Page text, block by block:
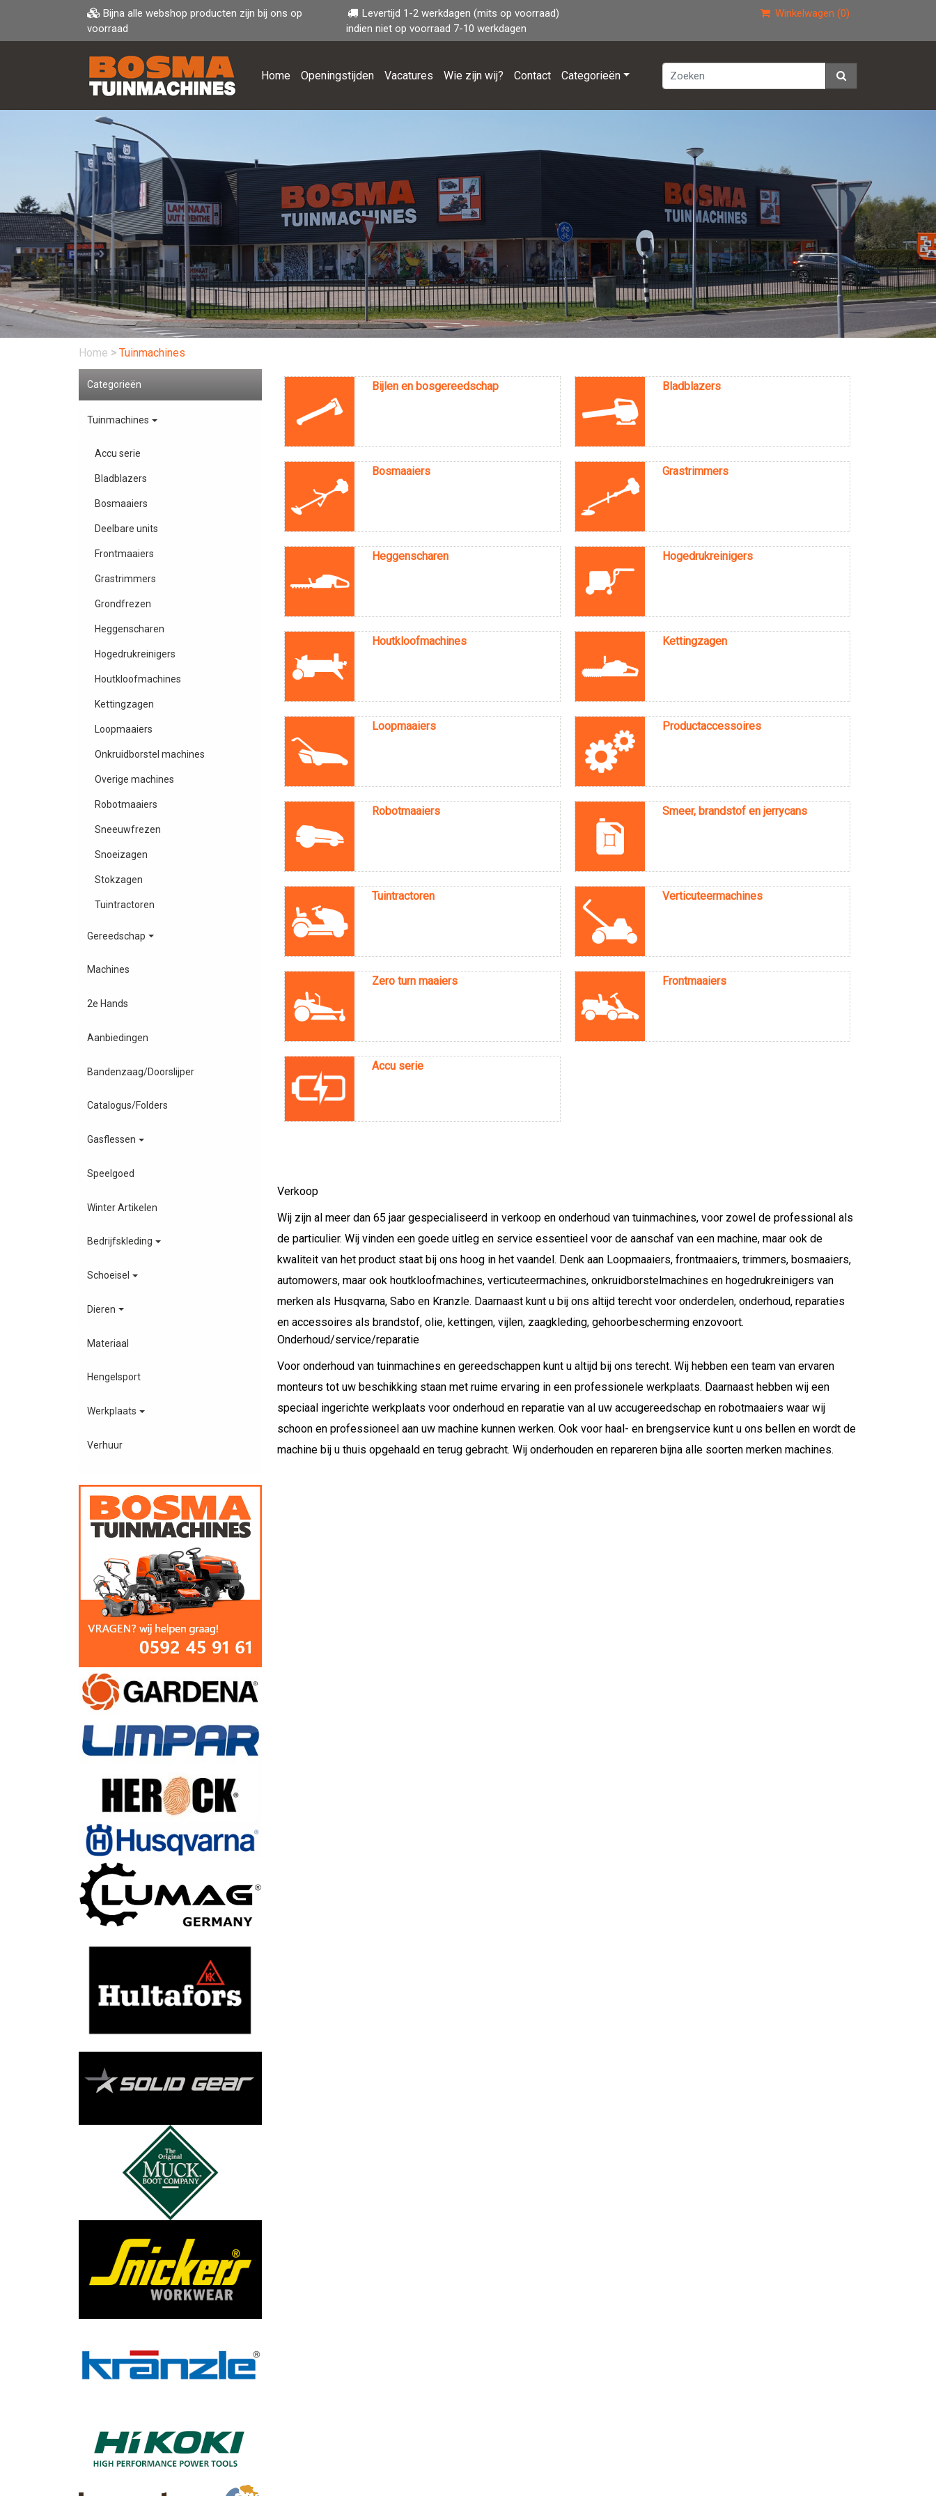
Bijna alle webshop producten zijn bij ons op
voorraad
Levertijd 1-2 werkdagen (mits op voorraad)
indien niet op voorraad 7-10 werkdagen
Winkelwagen (0)
Home Openingstijden Vacatures Wie zijn wij? Contact Categorieën
Home > Tuinmachines
Categorieën
Tuinmachines
Accu serie
Bladblazers
Bosmaaiers
Deelbare units
Frontmaaiers
Grastrimmers
Grondfrezen
Heggenscharen
Hogedrukreinigers
Houtkloofmachines
Kettingzagen
Loopmaaiers
Onkruidborstel machines
Overige machines
Robotmaaiers
Sneeuwfrezen
Snoeizagen
Stokzagen
Tuintractoren
Gereedschap
Machines
2e Hands
Aanbiedingen
Bandenzaag/Doorslijper
Catalogus/Folders
Gasflessen
Speelgoed
Winter Artikelen
Bedrijfskleding
Schoeisel
Dieren
Materiaal
Hengelsport
Werkplaats
Verhuur
Bijlen en bosgereedschap Bladblazers
Bosmaaiers Grastrimmers
Heggenscharen Hogedrukreinigers
Houtkloofmachines Kettingzagen
Loopmaaiers Productaccessoires
Robotmaaiers Smeer, brandstof en jerrycans
Tuintractoren Verticuteermachines
Zero turn maaiers Frontmaaiers
Accu serie
Verkoop
Wij zijn al meer dan 65 jaar gespecialiseerd in verkoop en onderhoud van tuinmachines, voor zowel de professional als
de particulier. Wij vinden een goede uitleg en service essentieel voor de aanschaf van een machine, maar ook de
kwaliteit van het product staat bij ons hoog in het vaandel. Denk aan Loopmaaiers, frontmaaiers, trimmers, bosmaaiers,
automowers, maar ook houtkloofmachines, verticuteermachines, onkruidborstelmachines en hogedrukreinigers van
merken als Husqvarna, Sabo en Kranzle. Daarnaast kunt u bij ons altijd terecht voor onderdelen, onderhoud, reparaties
en accessoires als brandstof, olie, kettingen, vijlen, zaagkleding, gehoorbescherming enzovoort.
Onderhoud/service/reparatie
Voor onderhoud van tuinmachines en gereedschappen kunt u altijd bij ons terecht. Wij hebben een team van ervaren
monteurs tot uw beschikking staan met ruime ervaring in een professionele werkplaats. Daarnaast hebben wij een
speciaal ingerichte werkplaats voor onderhoud en reparatie van al uw accugereedschap en robotmaaiers waar wij
schoon en professioneel aan uw machine kunnen werken. Ook voor haal- en brengservice kunt u ons bellen en wordt de
machine bij u thuis opgehaald en terug gebracht. Wij onderhouden en repareren bijna alle soorten merken machines.